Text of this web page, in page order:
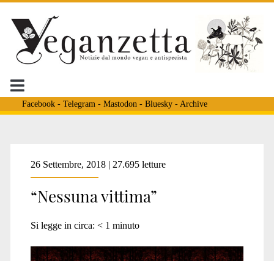
Facebook- Telegram - Mastodon - Bluesky- Archive
Tag:
<span>boschi
bruciati</span>
26 Settembre, 2018 | 27.695 letture
“Nessuna vittima”
Si legge in circa: < 1 minuto